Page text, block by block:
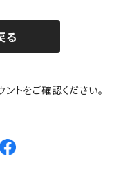
る
トをご確認ください。